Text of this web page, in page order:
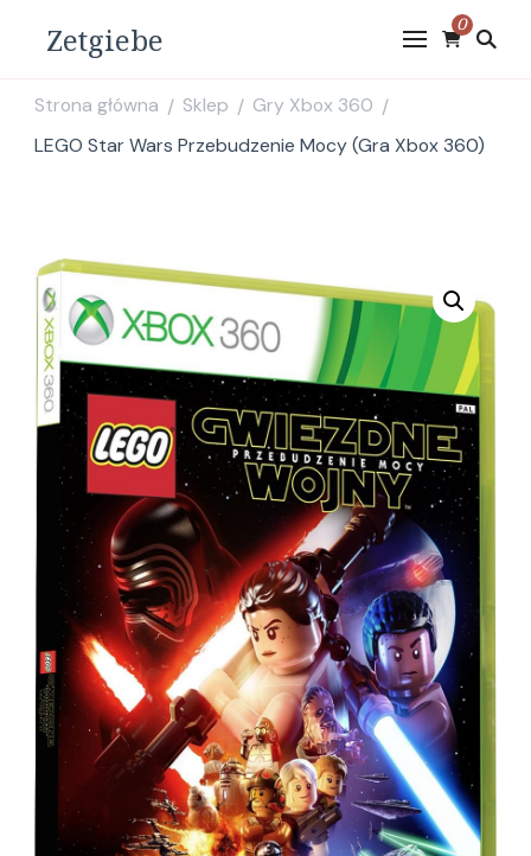
Zetgiebe 0
Strona główna / Sklep / Gry Xbox 360 /
LEGO Star Wars Przebudzenie Mocy (Gra Xbox 360)